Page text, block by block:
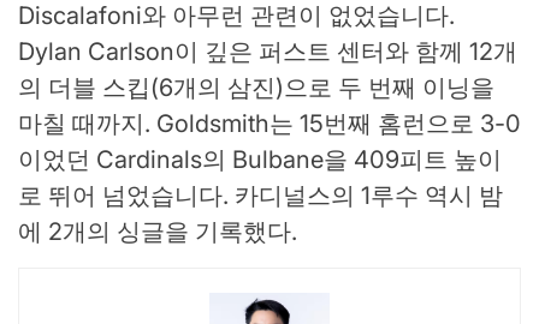
Discalafoni와 아무런 관련이 없었습니다.
Dylan Carlson이 깊은 퍼스트 센터와 함께 12개
의 더블 스킵(6개의 삼진)으로 두 번째 이닝을
마칠 때까지. Goldsmith는 15번째 홈런으로 3-0
이었던 Cardinals의 Bulbane을 409피트 높이
로 뛰어 넘었습니다. 카디널스의 1루수 역시 밤
에 2개의 싱글을 기록했다.